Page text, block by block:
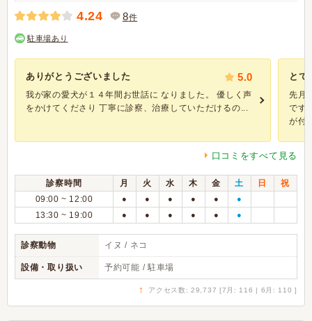
4.24 8件
駐車場あり
ありがとうございました 5.0
我が家の愛犬が１４年間お世話に なりました。 優しく声
をかけてくださり 丁寧に診察、治療していただけるの...
とて
先月
です
が付
口コミをすべて見る
診察時間 月 火 水 木 金 土 日
祝
09:00 ~ 12:00
● ● ● ● ● ●
13:30 ~ 19:00 ● ● ● ● ● ●
診察動物 イヌ / ネコ
設備・取り扱い 予約可能 / 駐車場
↑ アクセス数: 29,737 [7月: 116 | 6月: 110 ]